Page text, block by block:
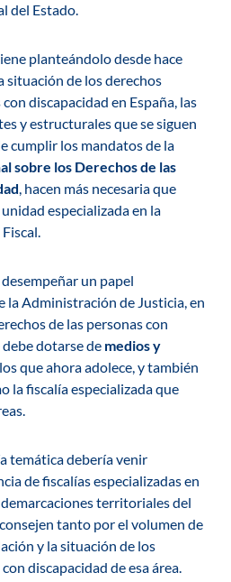
del Estado.
planteándolo desde hace
situación de los derechos
discapacidad en España, las
y estructurales que se siguen
cumplir los mandatos de la
sobre los Derechos de las
, hacen más necesaria que
especializada en la
un papel
la Administración de Justicia, en
de las personas con
dotarse de medios y
que ahora adolece, y también
la fiscalía especializada que
temática debería venir
de fiscalías especializadas en
territoriales del
tanto por el volumen de
y la situación de los
discapacidad de esa área.